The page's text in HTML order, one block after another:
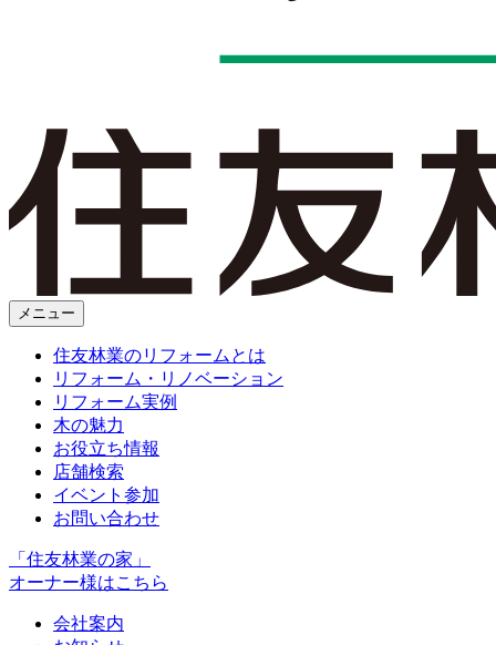
メニュー
住友林業のリフォームとは
リフォーム・リノベーション
リフォーム実例
木の魅力
お役立ち情報
店舗検索
イベント参加
お問い合わせ
「住友林業の家」
オーナー様はこちら
会社案内